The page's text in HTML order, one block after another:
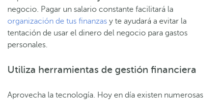
negocio. Pagar un salario constante facilitará la
organización de tus finanzas y te ayudará a evitar la
tentación de usar el dinero del negocio para gastos
personales.
Utiliza herramientas de gestión financiera
Aprovecha la tecnología. Hoy en día existen numerosas